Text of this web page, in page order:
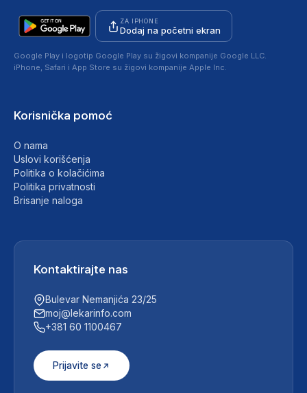
ZA IPHONE
Dodaj na početni ekran
Google Play i logotip Google Play su žigovi kompanije Google LLC.
iPhone, Safari i App Store su žigovi kompanije Apple Inc.
Korisnička pomoć
O nama
Uslovi korišćenja
Politika o kolačićima
Politika privatnosti
Brisanje naloga
Kontaktirajte nas
Bulevar Nemanjića 23/25
moj@lekarinfo.com
+381 60 1100467
Prijavite se